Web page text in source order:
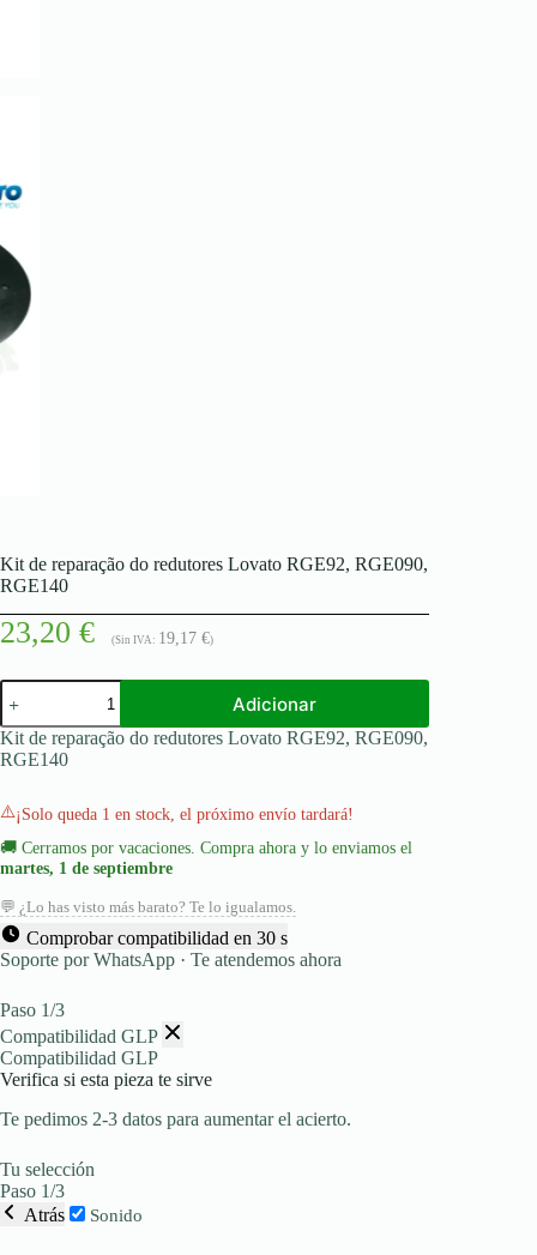
Kit de reparação do redutores Lovato RGE92, RGE090,
RGE140
23,20 € (Sin IVA: 19,17 €)
Quantidade
de
Kit
de
reparação
redutores
RGE92,
RGE090,
Adicionar
Kit de reparação do redutores Lovato RGE92, RGE090,
RGE140
⚠️¡Solo queda 1 en stock, el próximo envío tardará!
🚚 Cerramos por vacaciones. Compra ahora y lo enviamos el
martes, 1 de septiembre
💬 ¿Lo has visto más barato? Te lo igualamos.
Comprobar compatibilidad en 30 s
Soporte por WhatsApp · Te atendemos ahora
Paso 1/3
Compatibilidad GLP
Compatibilidad GLP
Verifica si esta pieza te sirve
Te pedimos 2-3 datos para aumentar el acierto.
Tu selección
Paso 1/3
Atrás
Sonido